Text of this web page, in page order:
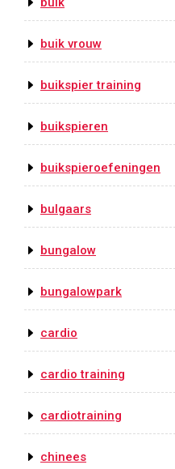
buik vrouw
buikspier training
buikspieren
buikspieroefeningen
bulgaars
bungalow
bungalowpark
cardio
cardio training
cardiotraining
chinees